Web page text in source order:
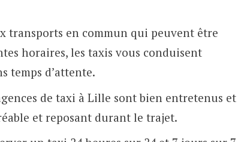
transports en commun qui peuvent être
horaires, les taxis vous conduisent
temps d’attente.
de taxi à Lille sont bien entretenus et
et reposant durant le trajet.